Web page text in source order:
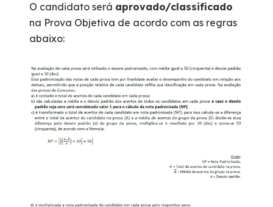
O candidato será aprovado/classificado
na Prova Objetiva de acordo com as regras
abaixo: